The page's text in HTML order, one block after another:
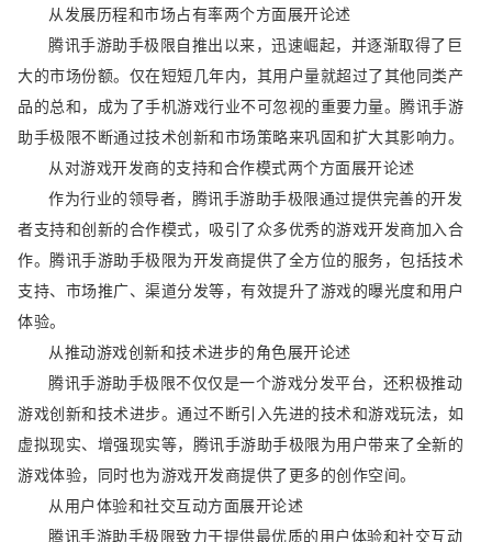
从发展历程和市场占有率两个方面展开论述
腾讯手游助手极限自推出以来，迅速崛起，并逐渐取得了巨
大的市场份额。仅在短短几年内，其用户量就超过了其他同类产
品的总和，成为了手机游戏行业不可忽视的重要力量。腾讯手游
助手极限不断通过技术创新和市场策略来巩固和扩大其影响力。
从对游戏开发商的支持和合作模式两个方面展开论述
作为行业的领导者，腾讯手游助手极限通过提供完善的开发
者支持和创新的合作模式，吸引了众多优秀的游戏开发商加入合
作。腾讯手游助手极限为开发商提供了全方位的服务，包括技术
支持、市场推广、渠道分发等，有效提升了游戏的曝光度和用户
体验。
从推动游戏创新和技术进步的角色展开论述
腾讯手游助手极限不仅仅是一个游戏分发平台，还积极推动
游戏创新和技术进步。通过不断引入先进的技术和游戏玩法，如
虚拟现实、增强现实等，腾讯手游助手极限为用户带来了全新的
游戏体验，同时也为游戏开发商提供了更多的创作空间。
从用户体验和社交互动方面展开论述
腾讯手游助手极限致力于提供最优质的用户体验和社交互动